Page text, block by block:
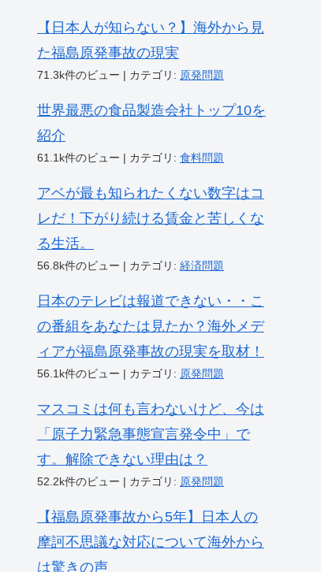
【日本人が知らない？】海外から見
た福島原発事故の現実
71.3k件のビュー | カテゴリ: 原発問題
世界最悪の食品製造会社トップ10を
紹介
61.1k件のビュー | カテゴリ: 食料問題
アベが最も知られたくない数字はコ
レだ！下がり続ける賃金と苦しくな
る生活。
56.8k件のビュー | カテゴリ: 経済問題
日本のテレビは報道できない・・こ
の番組をあなたは見たか？海外メデ
ィアが福島原発事故の現実を取材！
56.1k件のビュー | カテゴリ: 原発問題
マスコミは何も言わないけど、今は
「原子力緊急事態宣言発令中」で
す。解除できない理由は？
52.2k件のビュー | カテゴリ: 原発問題
【福島原発事故から5年】日本人の
摩訶不思議な対応について海外から
は驚きの声